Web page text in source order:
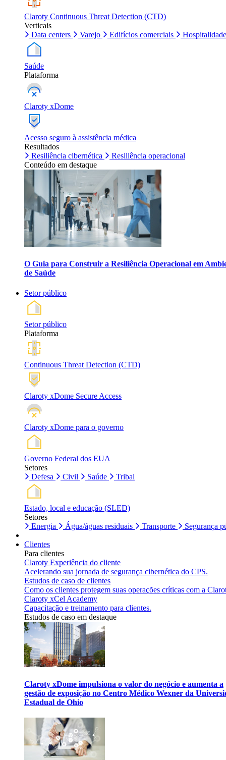
Claroty Continuous Threat Detection (CTD)
Verticais
Data centers
Varejo Edifícios comerciais Hospitalidade
Saúde
Plataforma
Claroty xDome
Acesso seguro à assistência médica
Resultados
Resiliência cibernética
Resiliência operacional
Conteúdo em destaque
O Guia para Construir a Resiliência Operacional em
de Saúde
Setor público
Setor público
Plataforma
Continuous Threat Detection (CTD)
Claroty xDome Secure Access
Claroty xDome para o governo
Governo Federal dos EUA
Setores
Defesa
Civil Saúde Tribal
Estado, local e educação (SLED)
Setores
Energia
Água/águas residuais Transporte Segurança
Clientes
Para clientes
Claroty Experiência do cliente
Acelerando sua jornada de segurança cibernética do CPS.
Estudos de caso de clientes
Como os clientes protegem suas operações críticas com a
Claroty xCel Academy
Capacitação e treinamento para clientes.
Estudos de caso em destaque
Claroty xDome impulsiona o valor do negócio e aumenta a
gestão de exposição no Centro Médico Wexner da
Estadual de Ohio